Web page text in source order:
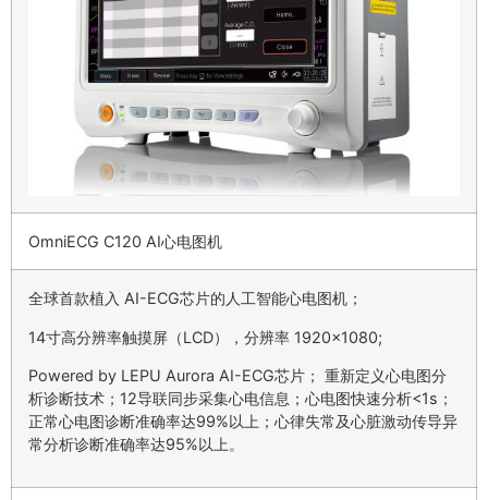
OmniECG C120 AI心电图机
全球首款植入 AI-ECG芯片的人工智能心电图机；
14寸高分辨率触摸屏（LCD），分辨率 1920×1080;
Powered by LEPU Aurora AI-ECG芯片； 重新定义心电图分
析诊断技术；12导联同步采集心电信息；心电图快速分析<1s；
正常心电图诊断准确率达99%以上；心律失常及心脏激动传导异
常分析诊断准确率达95%以上。